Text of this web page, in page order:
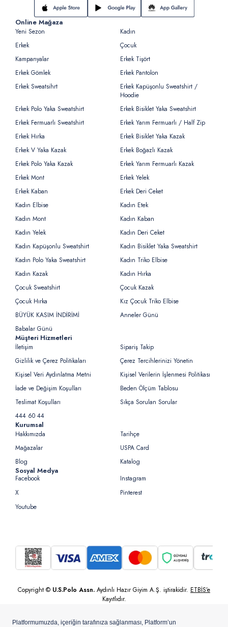
Online Mağaza
Yeni Sezon
Kadın
Erkek
Çocuk
Kampanyalar
Erkek Tişört
Erkek Gömlek
Erkek Pantolon
Erkek Sweatsihrt
Erkek Kapüşonlu Sweatshirt /
Hoodie
Erkek Polo Yaka Sweatshirt
Erkek Bisiklet Yaka Sweatshirt
Erkek Fermuarlı Sweatshirt
Erkek Yarım Fermuarlı / Half Zip
Erkek Hırka
Erkek Bisiklet Yaka Kazak
Erkek V Yaka Kazak
Erkek Boğazlı Kazak
Erkek Polo Yaka Kazak
Erkek Yarım Fermuarlı Kazak
Erkek Mont
Erkek Yelek
Erkek Kaban
Erkek Deri Ceket
Kadın Elbise
Kadın Etek
Kadın Mont
Kadın Kaban
Kadın Yelek
Kadın Deri Ceket
Kadın Kapüşonlu Sweatshirt
Kadın Bisiklet Yaka Sweatshirt
Kadın Polo Yaka Sweatshirt
Kadın Triko Elbise
Kadın Kazak
Kadın Hırka
Çocuk Sweatshirt
Çocuk Kazak
Çocuk Hırka
Kız Çocuk Triko Elbise
BÜYÜK KASIM İNDİRİMİ
Anneler Günü
Babalar Günü
Müşteri Hizmetleri
İletişim
Sipariş Takip
Gizlilik ve Çerez Politikaları
Çerez Tercihlerinizi Yönetin
Kişisel Veri Aydınlatma Metni
Kişisel Verilerin İşlenmesi Politikası
İade ve Değişim Koşulları
Beden Ölçüm Tablosu
Teslimat Koşulları
Sıkça Sorulan Sorular
444 60 44
Kurumsal
Hakkımızda
Tarihçe
Mağazalar
USPA Card
Blog
Katalog
Sosyal Medya
Facebook
Instagram
X
Pinterest
Youtube
Copyright © U.S.Polo Assn. Aydınlı Hazır Giyim A.Ş. iştirakidir. ETBİS’e
Kayıtlıdır.